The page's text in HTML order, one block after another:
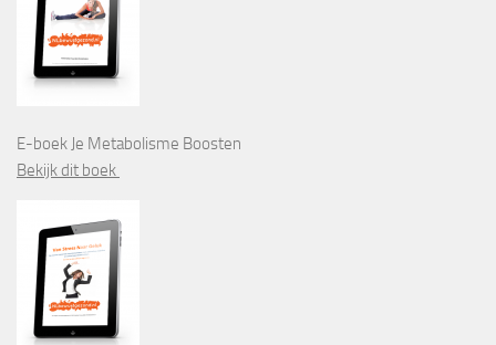
E-boek Je Metabolisme Boosten
Bekijk dit boek